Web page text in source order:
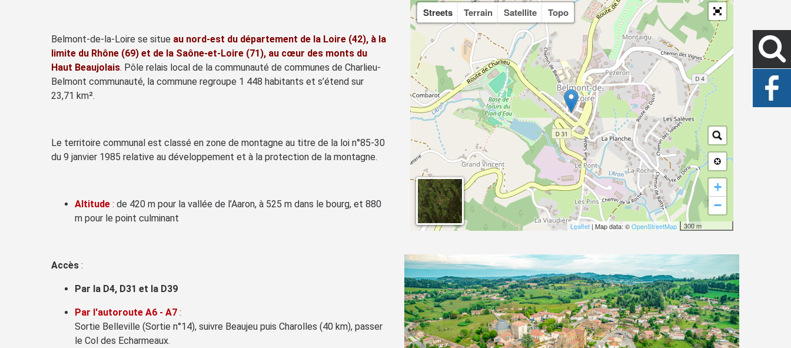
Belmont-de-la-Loire se situe au nord-est du département de la Loire (42), à la
limite du Rhône (69) et de la Saône-et-Loire (71), au cœur des monts du
Haut Beaujolais. Pôle relais local de la communauté de communes de Charlieu-
Belmont communauté, la commune regroupe 1 448 habitants et s’étend sur
23,71 km².
Le territoire communal est classé en zone de montagne au titre de la loi n°85-30
du 9 janvier 1985 relative au développement et à la protection de la montagne.
Altitude : de 420 m pour la vallée de l’Aaron, à 525 m dans le bourg, et 880
m pour le point culminant
Accès :
Par la D4, D31 et la D39
Par l'autoroute A6 - A7 :
Sortie Belleville (Sortie n°14), suivre Beaujeu puis Charolles (40 km), passer
le Col des Echarmeaux.
Streets Terrain Satellite Topo
+
−
300 m
Leaflet | Map data: ©OpenStreetMap